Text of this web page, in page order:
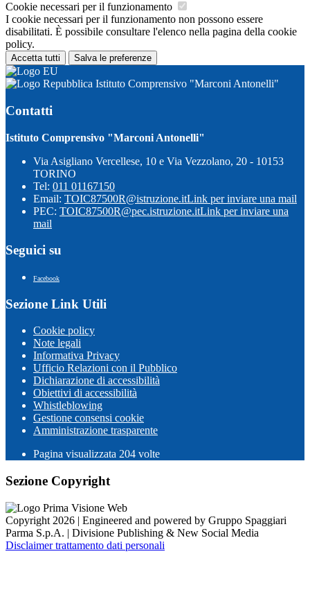
Cookie necessari per il funzionamento
I cookie necessari per il funzionamento non possono essere
disabilitati. È possibile consultare l'elenco nella pagina della cookie
policy.
Accetta tutti Salva le preferenze
Istituto Comprensivo "Marconi Antonelli"
Contatti
Istituto Comprensivo "Marconi Antonelli"
Via Asigliano Vercellese, 10 e Via Vezzolano, 20 - 10153
TORINO
Tel: 011 01167150
Email: TOIC87500R@istruzione.itLink per inviare una mail
PEC: TOIC87500R@pec.istruzione.itLink per inviare una
mail
Seguici su
Facebook
Sezione Link Utili
Cookie policy
Note legali
Informativa Privacy
Ufficio Relazioni con il Pubblico
Dichiarazione di accessibilità
Obiettivi di accessibilità
Whistleblowing
Gestione consensi cookie
Amministrazione trasparente
Pagina visualizzata 204 volte
Sezione Copyright
Copyright 2026 | Engineered and powered by Gruppo Spaggiari
Parma S.p.A. | Divisione Publishing & New Social Media
Disclaimer trattamento dati personali